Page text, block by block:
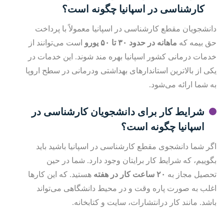
کارشناسی در اسپانیا چگونه است؟
دانشجویان مقطع کارشناسی در اسپانیا معمولاً با پرداخت
حق بیمه که ماهانه در حدود ۳۰ تا ۵۰ یورو
است می‌توانند از
خدمات درمانی کشور اسپانیا بهره مند شوند. این خدمات در
یکی از بالاترین استاندارهای بهداشتی ودرمانی در سطح اروپا
به شما ارائه می‌شود.
شرایط کار برای دانشجویان کارشناسی در
اسپانیا چگونه است؟
اگر شما دانشجوی مقطع کارشناسی در اسپانیا باشید باید
بگوییم، که شرایط کار برایتان وجود دارد. شما در حین
تحصیل مجاز به ۲۰ ساعت کار در هفته هستید. که این کارها
اغلب به صورت پاره وقت و در محیط دانشگاهی می‌تواند
باشد. مانند کار درانتشارات، سایت و کتابخانه.